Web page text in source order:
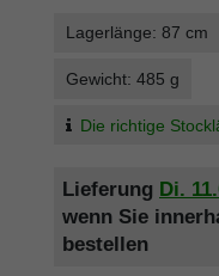
Lagerlänge: 87 cm
Gewicht: 485 g
Die richtige
Lieferung Di.
wenn Sie
bestellen